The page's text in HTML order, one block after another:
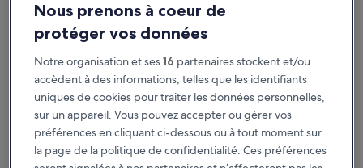
DoubleTree by Hilton Tokyo Ariake
DoubleTree by Hilton Tokyo Ariake
Hébergement
4.0 étoiles
À 1,7 km de : Parc à thème Gundam Front Tokyo
9.4
sur
9,4/10 Exceptionnel (360 avis)
103 €
Nous prenons à coeur de
protéger vos données
Notre organisation et ses16 partenaires stockent et/ou
accèdent à des informations, telles que les identifiants
uniques de cookies pour traiter les données personnelles,
sur un appareil. Vous pouvez accepter ou gérer vos
préférences en cliquant ci-dessous ou à tout moment sur
la page de la politique de confidentialité. Ces préférences